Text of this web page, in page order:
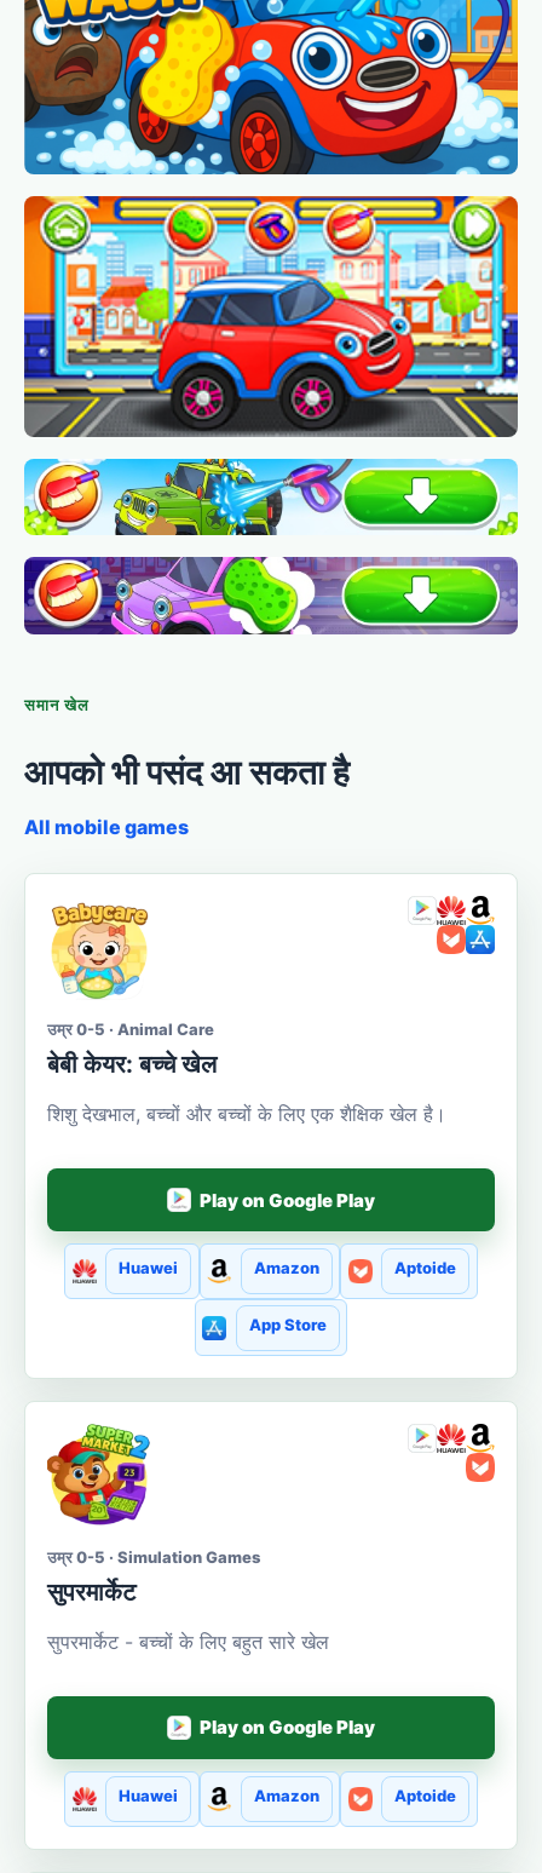
समान खेल
आपको भी पसंद आ सकता है
All mobile games
उम्र 0-5 · Animal Care
बेबी केयर: बच्चे खेल
शिशु देखभाल, बच्चों और बच्चों के लिए एक शैक्षिक खेल है।
Play on Google Play
Huawei Amazon Aptoide
App Store
उम्र 0-5 · Simulation Games
सुपरमार्केट
सुपरमार्केट - बच्चों के लिए बहुत सारे खेल
Play on Google Play
Huawei Amazon Aptoide